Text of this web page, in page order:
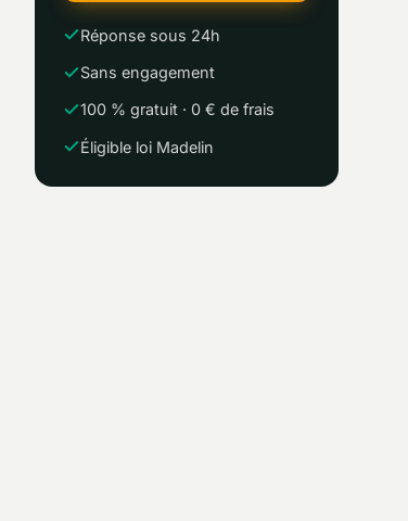
Réponse sous 24h
Sans engagement
100 % gratuit · 0 € de frais
Éligible loi Madelin